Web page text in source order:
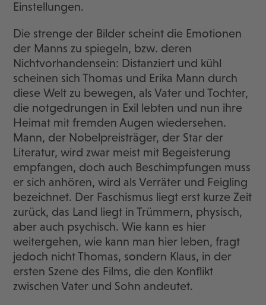
Einstellungen.
Die strenge der Bilder scheint die Emotionen
der Manns zu spiegeln, bzw. deren
Nichtvorhandensein: Distanziert und kühl
scheinen sich Thomas und Erika Mann durch
diese Welt zu bewegen, als Vater und Tochter,
die notgedrungen in Exil lebten und nun ihre
Heimat mit fremden Augen wiedersehen.
Mann, der Nobelpreisträger, der Star der
Literatur, wird zwar meist mit Begeisterung
empfangen, doch auch Beschimpfungen muss
er sich anhören, wird als Verräter und Feigling
bezeichnet. Der Faschismus liegt erst kurze Zeit
zurück, das Land liegt in Trümmern, physisch,
aber auch psychisch. Wie kann es hier
weitergehen, wie kann man hier leben, fragt
jedoch nicht Thomas, sondern Klaus, in der
ersten Szene des Films, die den Konflikt
zwischen Vater und Sohn andeutet.